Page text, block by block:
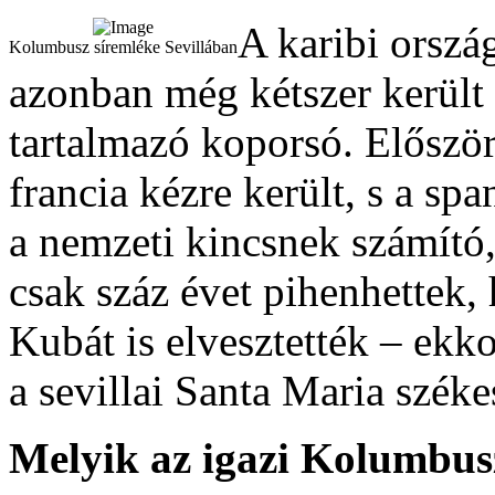
Kolumbusz síremléke SevillábanA karibi
azonban még kétszer
tartalmazó koporsó.
francia kézre került, s a
a nemzeti kincsnek
csak száz évet
Kubát is elvesztették –
a sevillai Santa Maria
Melyik az igazi